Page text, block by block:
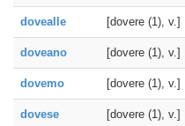
dovealle [dovere (1), v.]
doveano [dovere (1), v.]
dovemo [dovere (1), v.]
dovese [dovere (1), v.]